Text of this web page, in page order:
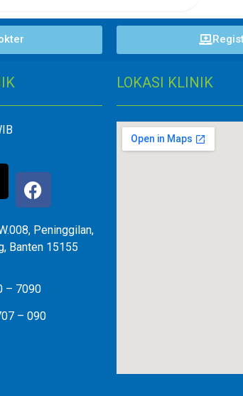
Peninggilan,
Banten 15155
– 7090
– 090
LOKASI KLINIK